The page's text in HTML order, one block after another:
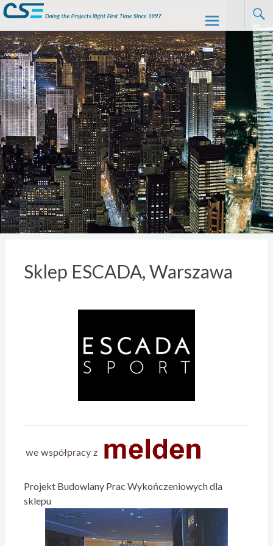
CSE
Skip to
content
Sklep ESCADA, Warszawa
Projekt Budowlany Prac Wykończeniowych dla
sklepu